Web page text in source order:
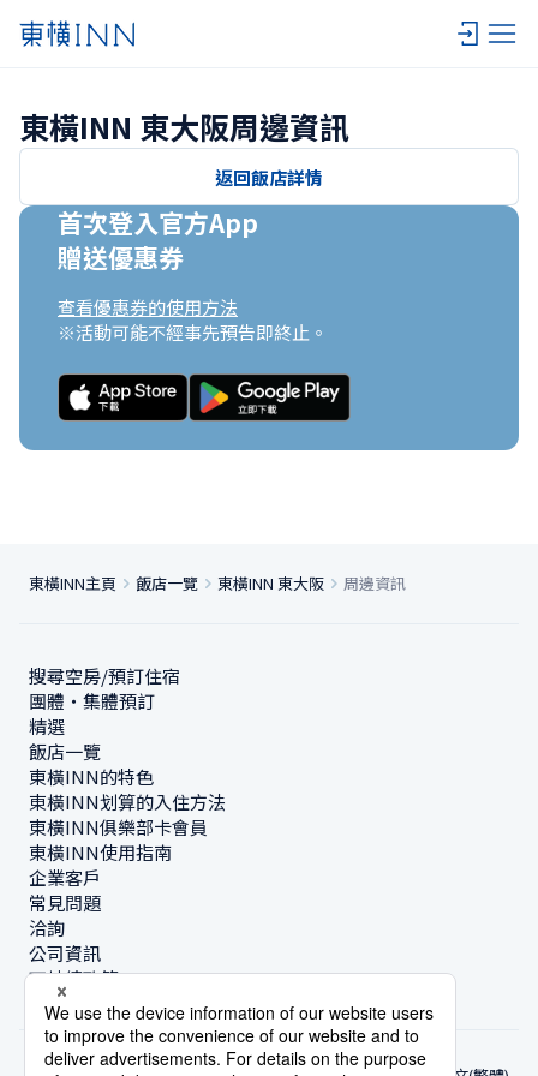
東橫INN 東大阪周邊資訊
返回飯店詳情
首次登入官方App
贈送優惠券
查看優惠券的使用方法
※活動可能不經事先預告即終止。
東橫INN主頁 飯店一覽 東橫INN 東大阪 周邊資訊
搜尋空房/預訂住宿
團體・集體預訂
精選
飯店一覽
東橫INN的特色
東橫INN划算的入住方法
東橫INN俱樂部卡會員
東橫INN使用指南
企業客戶
常見問題
洽詢
公司資訊
可持續政策